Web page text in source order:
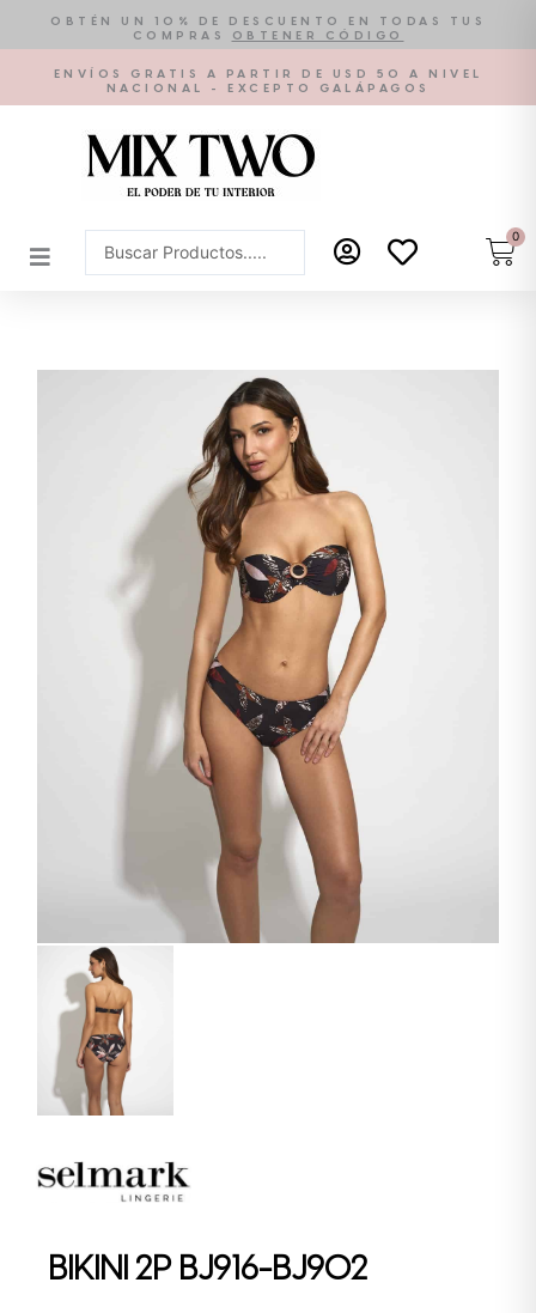
contenido
OBTÉN UN 10% DE DESCUENTO EN TODAS TUS
COMPRAS
OBTENER CÓDIGO
ENVÍOS GRATIS A PARTIR DE USD 50 A NIVEL
NACIONAL - EXCEPTO GALÁPAGOS
Search
...
0
BIKINI 2P BJ916-BJ902